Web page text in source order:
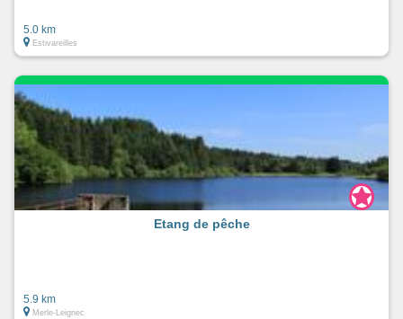
5.0 km
Estivareilles
Etang de pêche
5.9 km
Merle-Leignec